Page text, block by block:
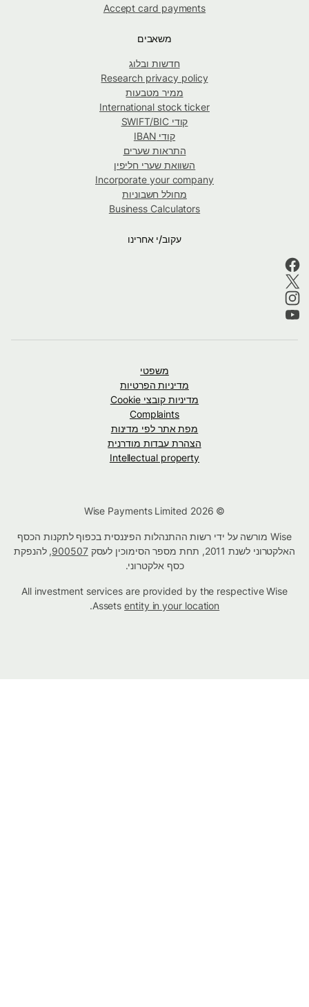
Accept card payments
משאבים
חדשות ובלוג
Research privacy policy
ממיר מטבעות
International stock ticker
קודי SWIFT/BIC
קודי IBAN
התראות שערים
השוואת שערי חליפין
Incorporate your company
מחולל חשבוניות
Business Calculators
עקוב/י אחרינו
משפטי
מדיניות הפרטיות
מדיניות קובצי Cookie
Complaints
מפת אתר לפי מדינות
הצהרת עבדות מודרנית
Intellectual property
Wise מורשה על ידי רשות ההתנהלות הפיננסית בכפוף לתקנות הכסף
האלקטרוני לשנת 2011, תחת מספר הסימוכין לעסק
900507, להנפקת
כסף אלקטרוני.
All investment services are provided by the respective Wise
Assetsentity in your location
.